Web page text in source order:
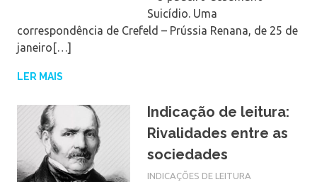
Suicídio. Uma
correspondência de Crefeld – Prússia Renana, de 25 de
janeiro[…]
LER MAIS
Indicação de leitura:
Rivalidades entre as
sociedades
INDICAÇÕES DE LEITURA